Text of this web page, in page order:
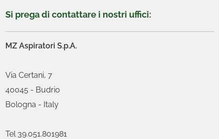
Si prega di contattare i nostri uffici:
MZ Aspiratori S.p.A.
Via Certani, 7
40045 - Budrio
Bologna - Italy
Tel 39.051.801981